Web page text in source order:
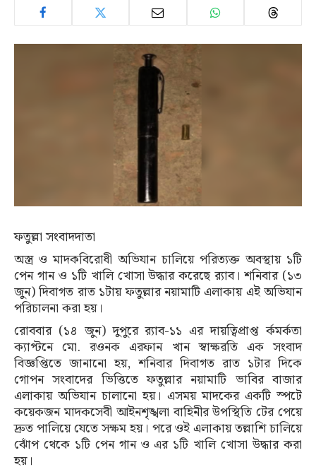
ফতুল্লা সংবাদদাতা
অস্ত্র ও মাদকবিরোধী অভিযান চালিয়ে পরিত্যক্ত অবস্থায় ১টি
পেন গান ও ১টি খালি খোসা উদ্ধার করেছে র‌্যাব। শনিবার (১৩
জুন) দিবাগত রাত ১টায় ফতুল্লার নয়ামাটি এলাকায় এই অভিযান
পরিচালনা করা হয়।
রোববার (১৪ জুন) দুপুরে র‍্যাব-১১ এর দায়ত্বিপ্রাপ্ত র্কমর্কতা
ক্যাপ্টনে মো. রওনক এরফান খান স্বাক্ষরতি এক সংবাদ
বিজ্ঞপ্তিতে জানানো হয়, শনিবার দিবাগত রাত ১টার দিকে
গোপন সংবাদের ভিত্তিতে ফতুল্লার নয়ামাটি ভাবির বাজার
এলাকায় অভিযান চালানো হয়। এসময় মাদকের একটি স্পটে
কয়েকজন মাদকসেবী আইনশৃঙ্খলা বাহিনীর উপস্থিতি টের পেয়ে
দ্রুত পালিয়ে যেতে সক্ষম হয়। পরে ওই এলাকায় তল্লাশি চালিয়ে
ঝোঁপ থেকে ১টি পেন গান ও এর ১টি খালি খোসা উদ্ধার করা
হয়।